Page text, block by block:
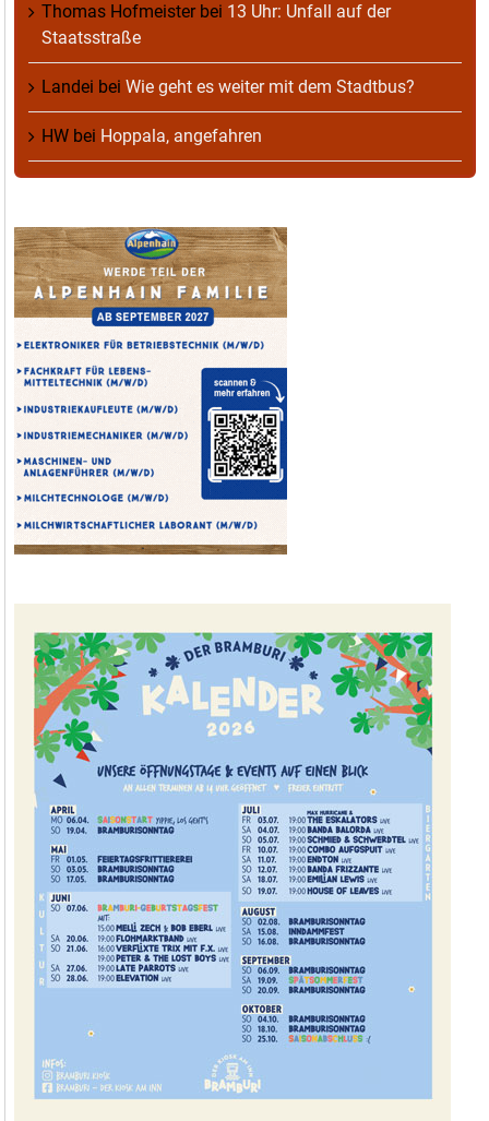
Thomas Hofmeisterbei 13 Uhr: Unfall auf der
Staatsstraße
Landei bei Wie geht es weiter mit dem Stadtbus?
HW bei Hoppala, angefahren